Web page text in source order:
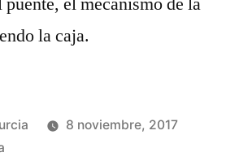
la caja.
8 noviembre, 2017